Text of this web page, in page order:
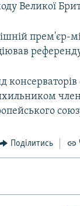
Великої
прем'єр-
Поділитись